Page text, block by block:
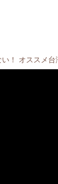
！ オススメ